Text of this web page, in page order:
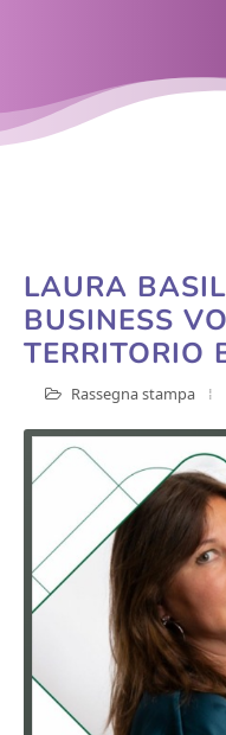
LAURA
BUSINESS
TERRITORIO
Rassegna stampa